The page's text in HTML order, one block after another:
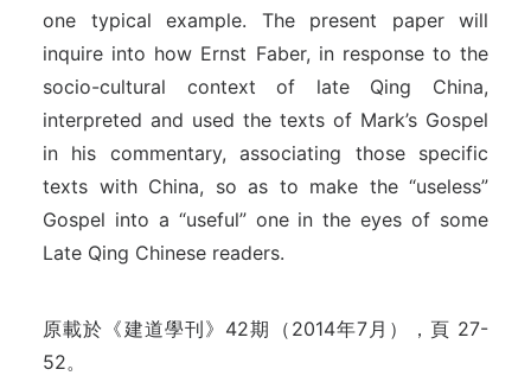
one typical example. The present paper will
inquire into how Ernst Faber, in response to the
socio-cultural context of late Qing China,
interpreted and used the texts of Mark’s Gospel
in his commentary, associating those specific
texts with China, so as to make the “useless”
Gospel into a “useful” one in the eyes of some
Late Qing Chinese readers.
原載於《建道學刊》42期（2014年7月），頁 27-
52。